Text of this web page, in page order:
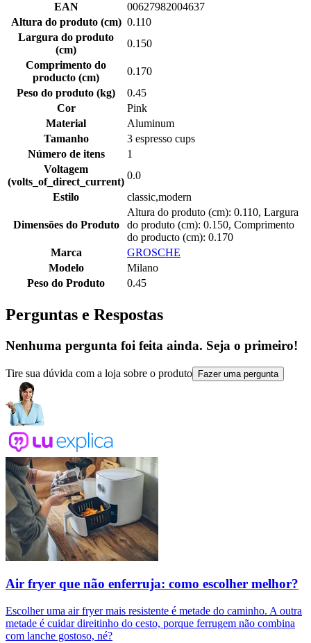
EAN
00627982004637
Altura do produto (cm) 0.110
Largura do produto
(cm)
0.150
Comprimento do
producto (cm)
0.170
Peso do produto (kg)
0.45
Cor
Pink
Material
Aluminum
Tamanho
3 espresso cups
Número de itens
1
Voltagem
(volts_of_direct_current)
0.0
Estilo
classic,modern
Dimensões do Produto
Altura do produto (cm): 0.110, Largura
do produto (cm): 0.150, Comprimento
do producto (cm): 0.170
Marca
GROSCHE
Modelo
Milano
Peso do Produto
0.45
Perguntas e Respostas
Nenhuma pergunta foi feita ainda. Seja o primeiro!
Tire sua dúvida com a loja sobre o produto Fazer uma pergunta
Air fryer que não enferruja: como escolher melhor?
Escolher uma air fryer mais resistente é metade do caminho. A outra
metade é cuidar direitinho do cesto, porque ferrugem não combina
com lanche gostoso, né?